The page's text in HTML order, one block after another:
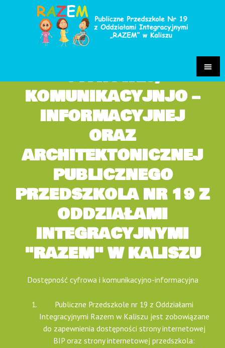
DEKLARACJA
CYFROWEJ,
KOMUNIKACYJNJO –
INFORMACYJNEJ
ORAZ
ARCHITEKTONICZNEJ
PUBLICZNEGO
PRZEDSZKOLA NR 19 Z
ODDZIAŁAMI
INTEGRACYJNYMI
"RAZEM" W KALISZU
Dostępność cyfrowa i komunikacyjno-informacyjna
Publiczne Przedszkole nr 19 z Oddziałami
Integracyjnymi Razem w Kaliszu jest zobowiązane
do zapewnienia dostępności strony internetowej
BIP oraz strony internetowej przedszkola: